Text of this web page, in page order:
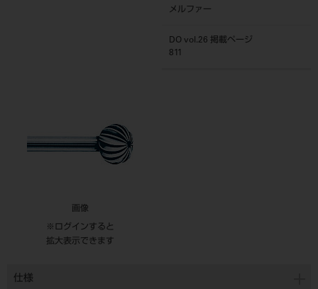
メルファー
DO vol.26 掲載ページ
811
画像
※ログインすると
拡大表示できます
仕様